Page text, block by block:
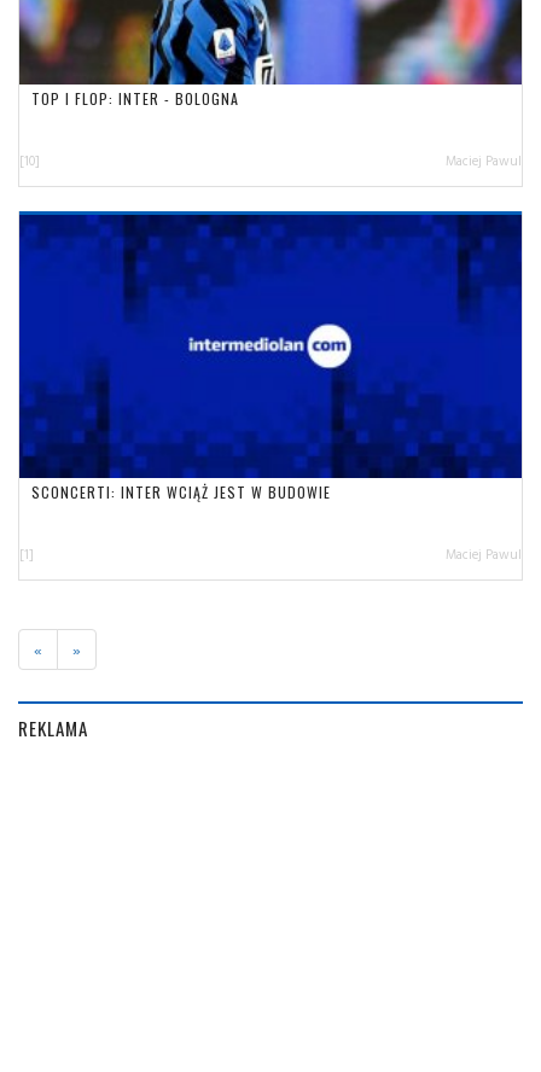
TOP I FLOP: INTER - BOLOGNA
[10] Maciej Pawul
SCONCERTI: INTER WCIĄŻ JEST W BUDOWIE
[1] Maciej Pawul
« »
REKLAMA